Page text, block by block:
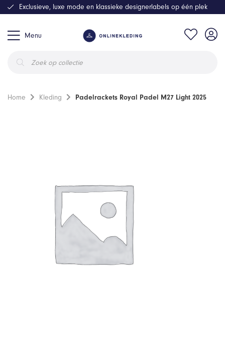
Menu
zoeken
Exclusieve, luxe mode en klassieke designerlabels op één plek
Home Kleding Padelrackets Royal Padel M27 Light 2025